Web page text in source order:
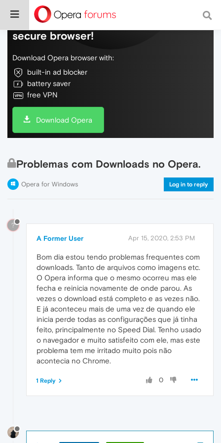
Do more on the web, with a fast and
secure browser!
Download Opera browser with:
built-in ad blocker
battery saver
free VPN
Download Opera
Problemas com Downloads no Opera.
Opera for Windows Log in to reply
?
A Former User Apr 15, 2020, 2:53 PM
Bom dia estou tendo problemas frequentes com
downloads. Tanto de arquivos como imagens etc.
O Opera informa que o mesmo ocorreu mas ele
fecha e reinicia novamente de onde parou. As
vezes o download está completo e as vezes não.
E já aconteceu mais de uma vez de quando ele
inicia perde todas as configurações que já tinha
feito, principalmente no Speed Dial. Tenho usado
o navegador e muito satisfeito com ele, mas este
problema tem me irritado muito pois não
acontecia no Chrome.
0
1 Reply